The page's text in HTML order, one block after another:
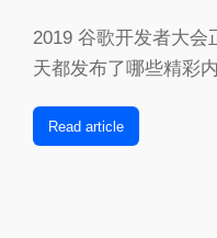
2019 谷歌开发者大会
天都发布了哪些精彩
Read article